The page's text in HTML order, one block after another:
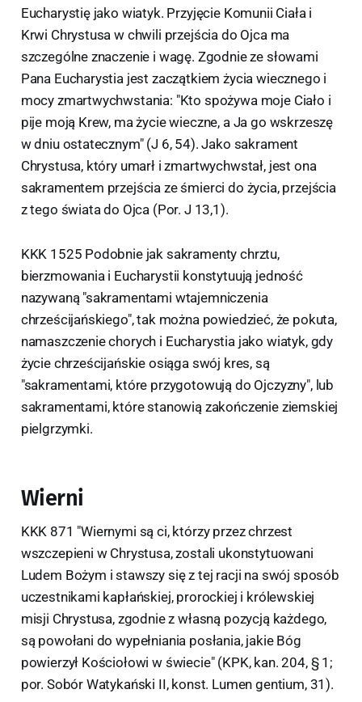
Eucharystię jako wiatyk. Przyjęcie Komunii Ciała i
Krwi Chrystusa w chwili przejścia do Ojca ma
szczególne znaczenie i wagę. Zgodnie ze słowami
Pana Eucharystia jest zaczątkiem życia wiecznego i
mocy zmartwychwstania: "Kto spożywa moje Ciało i
pije moją Krew, ma życie wieczne, a Ja go wskrzeszę
w dniu ostatecznym" (J 6, 54). Jako sakrament
Chrystusa, który umarł i zmartwychwstał, jest ona
sakramentem przejścia ze śmierci do życia, przejścia
z tego świata do Ojca (Por. J 13,1).
KKK 1525 Podobnie jak sakramenty chrztu,
bierzmowania i Eucharystii konstytuują jedność
nazywaną "sakramentami wtajemniczenia
chrześcijańskiego", tak można powiedzieć, że pokuta,
namaszczenie chorych i Eucharystia jako wiatyk, gdy
życie chrześcijańskie osiąga swój kres, są
"sakramentami, które przygotowują do Ojczyzny", lub
sakramentami, które stanowią zakończenie ziemskiej
pielgrzymki.
Wierni
KKK 871 "Wiernymi są ci, którzy przez chrzest
wszczepieni w Chrystusa, zostali ukonstytuowani
Ludem Bożym i stawszy się z tej racji na swój sposób
uczestnikami kapłańskiej, prorockiej i królewskiej
misji Chrystusa, zgodnie z własną pozycją każdego,
są powołani do wypełniania posłania, jakie Bóg
powierzył Kościołowi w świecie" (KPK, kan. 204, § 1;
por. Sobór Watykański II, konst. Lumen gentium, 31).